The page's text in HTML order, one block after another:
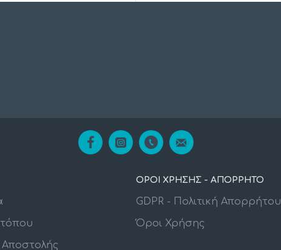
ΟΡΟΙ ΧΡΗΣΗΣ - ΑΠΟΡΡΗΤΟ
GDPR - Πολιτική Απορρήτου
Όροι Χρήσης